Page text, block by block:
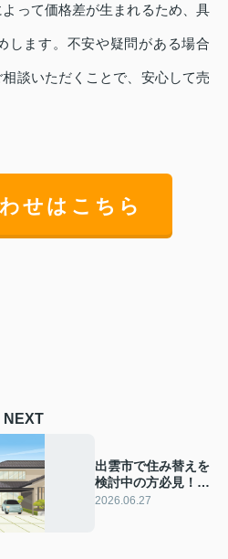
って価格差が生まれるため、具
します。不安や疑問がある場合
談いただくことで、安心して売
せはこちら
NEXT
出雲市で住み替えを
検討中の方必見！不
動産会社のサポート
2026.06.27